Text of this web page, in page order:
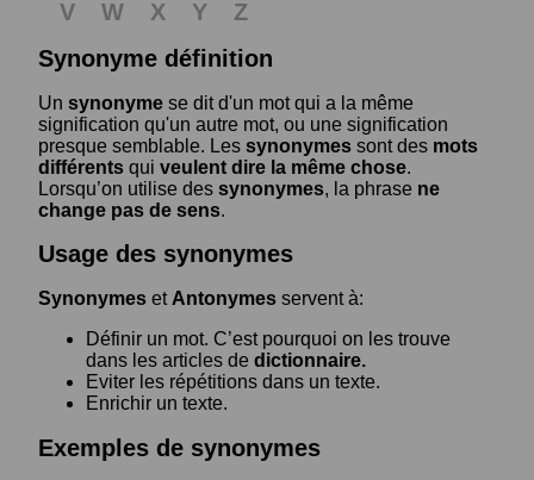
V W X Y
Z
Synonyme définition
Un synonyme se dit d'un mot qui a la même
signification qu'un autre mot, ou une signification
presque semblable. Les synonymes sont des mots
différents qui veulent dire la même chose.
Lorsqu’on utilise des synonymes, la phrase ne
change pas de sens.
Usage des synonymes
Synonymes et Antonymes servent à:
Définir un mot. C’est pourquoi on les trouve
dans les articles de dictionnaire.
Eviter les répétitions dans un texte.
Enrichir un texte.
Exemples de synonymes